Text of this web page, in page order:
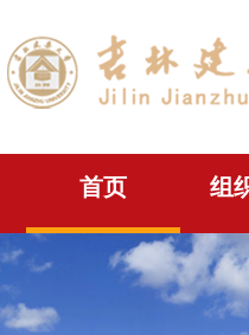
首页 组